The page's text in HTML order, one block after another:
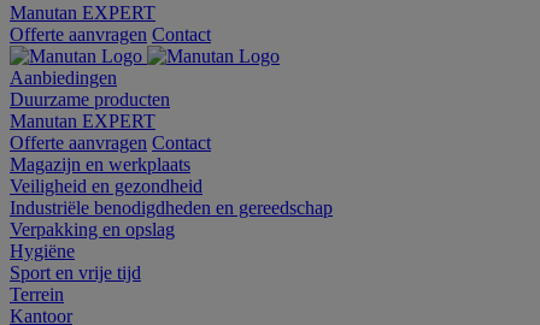
Manutan EXPERT
Offerte aanvragen Contact
Aanbiedingen
Duurzame producten
Manutan EXPERT
Offerte aanvragen Contact
Magazijn en werkplaats
Veiligheid en gezondheid
Industriële benodigdheden en gereedschap
Verpakking en opslag
Hygiëne
Sport en vrije tijd
Terrein
Kantoor